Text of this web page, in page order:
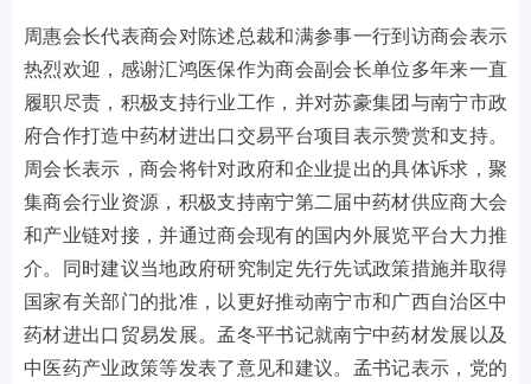
周惠会长代表商会对陈述总裁和满参事一行到访商会表示
热烈欢迎，感谢汇鸿医保作为商会副会长单位多年来一直
履职尽责，积极支持行业工作，并对苏豪集团与南宁市政
府合作打造中药材进出口交易平台项目表示赞赏和支持。
周会长表示，商会将针对政府和企业提出的具体诉求，聚
集商会行业资源，积极支持南宁第二届中药材供应商大会
和产业链对接，并通过商会现有的国内外展览平台大力推
介。同时建议当地政府研究制定先行先试政策措施并取得
国家有关部门的批准，以更好推动南宁市和广西自治区中
药材进出口贸易发展。孟冬平书记就南宁中药材发展以及
中医药产业政策等发表了意见和建议。孟书记表示，党的